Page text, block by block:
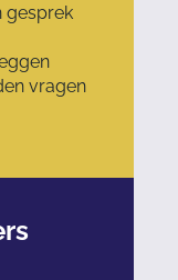
gesprek
vragen